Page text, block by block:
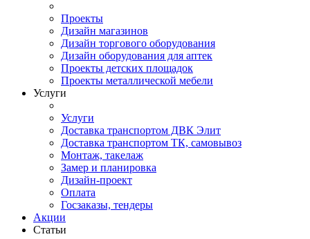
Проекты
Дизайн магазинов
Дизайн торгового оборудования
Дизайн оборудования для аптек
Проекты детских площадок
Проекты металлической мебели
Услуги
Услуги
Доставка транспортом ДВК Элит
Доставка транспортом ТК, самовывоз
Монтаж, такелаж
Замер и планировка
Дизайн-проект
Оплата
Госзаказы, тендеры
Акции
Статьи